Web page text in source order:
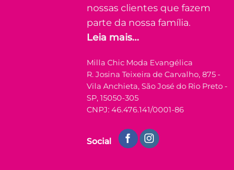
nossas clientes que fazem
parte da nossa família.
Leia mais...
Milla Chic Moda Evangélica
R. Josina Teixeira de Carvalho, 875 -
Vila Anchieta, São José do Rio Preto -
SP, 15050-305
CNPJ: 46.476.141/0001-86
Social